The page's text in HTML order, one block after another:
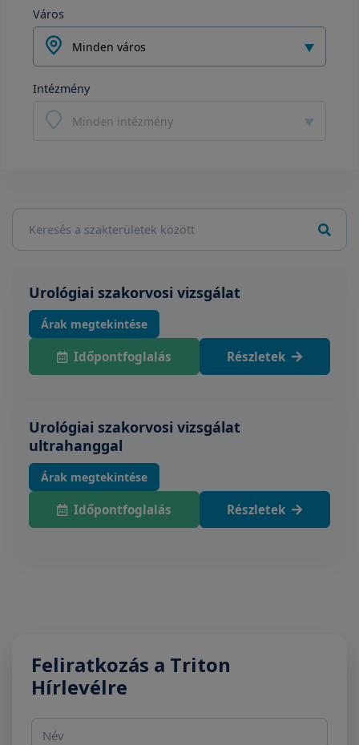
Város
Minden város
Intézmény
Minden intézmény
Urológiai szakorvosi vizsgálat
Árak megtekintése
Időpontfoglalás Részletek
Urológiai szakorvosi vizsgálat
ultrahanggal
Árak megtekintése
Időpontfoglalás Részletek
Feliratkozás a Triton
Hírlevélre